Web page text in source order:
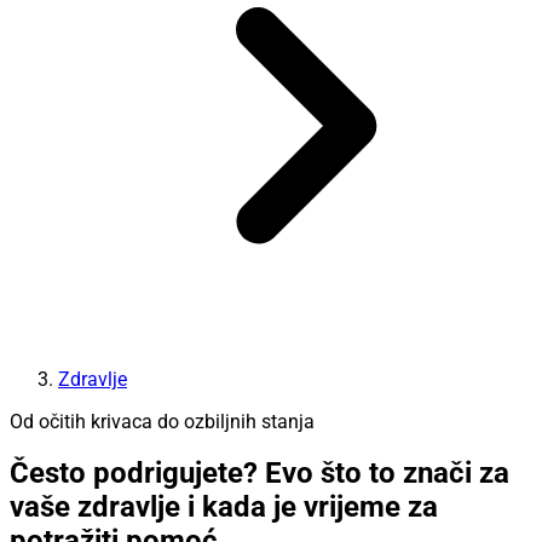
Zdravlje
Od očitih krivaca do ozbiljnih stanja
Često podrigujete? Evo što to znači za
vaše zdravlje i kada je vrijeme za